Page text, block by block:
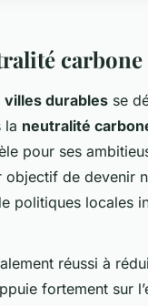
carbone
villes durables se
la neutralité
pour ses
objectif de devenir
politiques locales
réussi à
fortement sur